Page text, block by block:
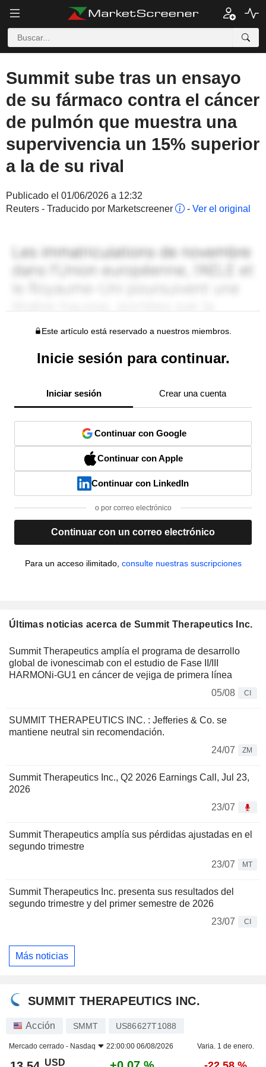
Summit sube tras un ensayo
de su fármaco contra el cáncer
de pulmón que muestra una
supervivencia un 15% superior
a la de su rival
Publicado el 01/06/2026 a 12:32
Reuters - Traducido por Marketscreener
- Ver el original
Este artículo está reservado a nuestros miembros.
Inicie sesión para continuar.
Iniciar sesión Crear una cuenta
Continuar con Google
Continuar con Apple
Continuar con LinkedIn
o por correo electrónico
Continuar con un correo electrónico
Para un acceso ilimitado, consulte nuestras suscripciones
Últimas noticias acerca de Summit Therapeutics Inc.
Summit Therapeutics amplía el programa de desarrollo
global de ivonescimab con el estudio de Fase II/III
HARMONi-GU1 en cáncer de vejiga de primera línea
05/08
CI
SUMMIT THERAPEUTICS INC. : Jefferies & Co. se
mantiene neutral sin recomendación.
24/07
ZM
Summit Therapeutics Inc., Q2 2026 Earnings Call, Jul 23,
2026
23/07
Summit Therapeutics amplía sus pérdidas ajustadas en el
segundo trimestre
23/07
MT
Summit Therapeutics Inc. presenta sus resultados del
segundo trimestre y del primer semestre de 2026
23/07
CI
Más noticias
SUMMIT THERAPEUTICS INC.
Acción SMMT US86627T1088
Mercado cerrado - Nasdaq 22:00:00 06/08/2026 Varia. 1 de enero.
USD